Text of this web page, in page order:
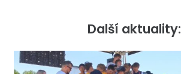
Další aktuality: